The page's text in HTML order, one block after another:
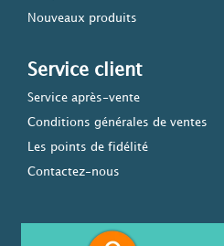
Nouveaux produits
Service client
Service après-vente
Conditions générales de ventes
Les points de fidélité
Contactez-nous